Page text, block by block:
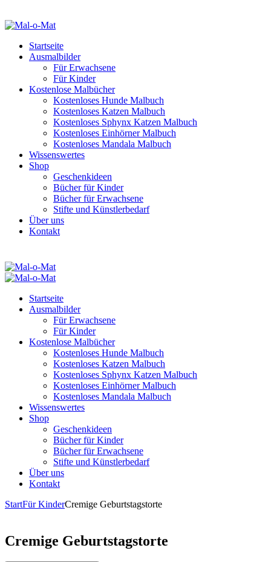
Startseite
Ausmalbilder
Für Erwachsene
Für Kinder
Kostenlose Malbücher
Kostenloses Hunde Malbuch
Kostenloses Katzen Malbuch
Kostenloses Sphynx Katzen Malbuch
Kostenloses Einhörner Malbuch
Kostenloses Mandala Malbuch
Wissenswertes
Shop
Geschenkideen
Bücher für Kinder
Bücher für Erwachsene
Stifte und Künstlerbedarf
Über uns
Kontakt
Startseite
Ausmalbilder
Für Erwachsene
Für Kinder
Kostenlose Malbücher
Kostenloses Hunde Malbuch
Kostenloses Katzen Malbuch
Kostenloses Sphynx Katzen Malbuch
Kostenloses Einhörner Malbuch
Kostenloses Mandala Malbuch
Wissenswertes
Shop
Geschenkideen
Bücher für Kinder
Bücher für Erwachsene
Stifte und Künstlerbedarf
Über uns
Kontakt
StartFür KinderCremige Geburtstagstorte
Cremige Geburtstagstorte